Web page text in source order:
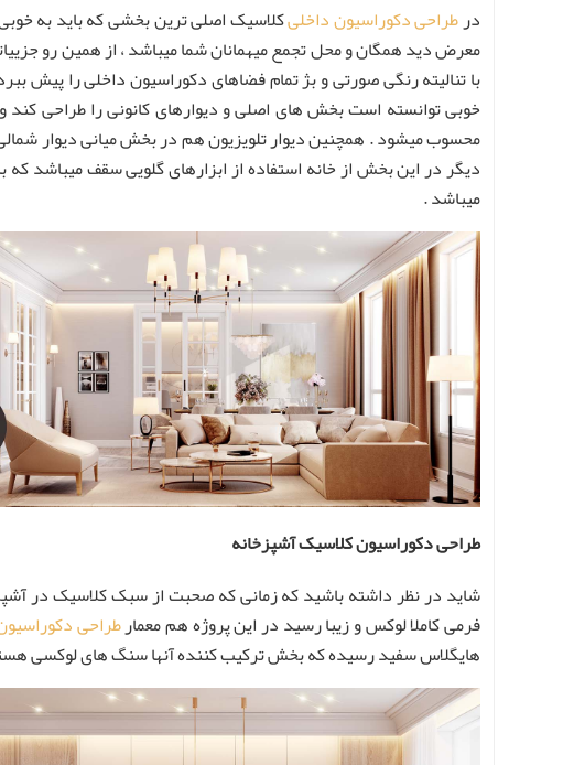
درطراحی دکوراسیون داخلیکلاسیک اصلی ترین بخشی که باید به
معرض دید همگان و محل تجمع میهمانان شما میباشد ، از همین رو
با تنالیته رنگی صورتی و بژ تمام فضاهای دکوراسیون داخلی را پیش
خوبی توانسته است بخش های اصلی و دیوارهای کانونی را طراحی
محسوب میشود . همچنین دیوار تلویزیون هم در بخش میانی دیوار
دیگر در این بخش از خانه استفاده از ابزارهای گلویی سقف میباشد
میباشد .
طراحی دکوراسیون کلاسیک آشپزخانه
شاید در نظر داشته باشید که زمانی که صحبت از سبک کلاسیک در
فرمی کاملا لوکس و زیبا رسید در این پروژه هم معمارطراحی
هایگلاس سفید رسیده که بخش ترکیب کننده آنها سنگ های لوکسی